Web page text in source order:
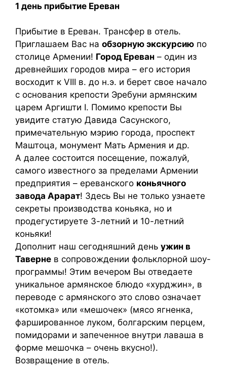
1 день прибытие Ереван
Прибытие в Ереван. Трансфер в отель.
Приглашаем Вас на обзорную экскурсию по
столице Армении! Город Ереван – один из
древнейших городов мира – его история
восходит к VIII в. до н.э. и берет свое начало
с основания крепости Эребуни армянским
царем Аргишти I. Помимо крепости Вы
увидите статую Давида Сасунского,
примечательную мэрию города, проспект
Маштоца, монумент Мать Армения и др.
А далее состоится посещение, пожалуй,
самого известного за пределами Армении
предприятия – ереванского коньячного
завода Арарат! Здесь Вы не только узнаете
секреты производства коньяка, но и
продегустируете 3-летний и 10-летний
коньяки!
Дополнит наш сегодняшний день ужин в
Таверне в сопровождении фольклорной шоу-
программы! Этим вечером Вы отведаете
уникальное армянское блюдо «хурджин», в
переводе с армянского это слово означает
«котомка» или «мешочек» (мясо ягненка,
фаршированное луком, болгарским перцем,
помидорами и запеченное внутри лаваша в
форме мешочка – очень вкусно!).
Возвращение в отель.